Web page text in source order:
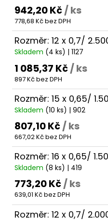
942,20 Kč/ ks
778,68 Kč bez DPH
Rozměr: 12 x 0,7/
Skladem (4 ks) | 1127
1 085,37 Kč/ ks
897 Kč bez DPH
Rozměr: 15 x 0,65/
Skladem (10 ks) | 902
807,10 Kč/ ks
667,02 Kč bez DPH
Rozměr: 16 x 0,65/
Skladem (8 ks) | 419
773,20 Kč/ ks
639,01 Kč bez DPH
Rozměr: 12 x 0,7/